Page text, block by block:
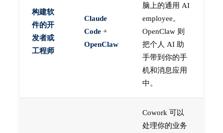
构建软
件的开
发者或
工程师
Claude
Code +
OpenClaw
脑上的通用 AI
employee。
OpenClaw 则
把个人 AI 助
手带到你的手
机和消息应用
中。
Cowork 可以
处理你的业务